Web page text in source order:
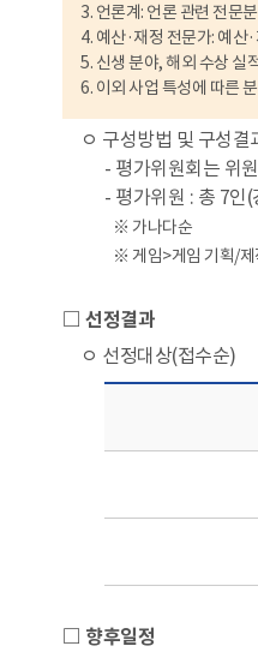
3. 언론계: 언론 관련 전문
4. 예산·재정 전문가: 예산
5. 신생 분야, 해외 수상 실
6. 이외 사업 특성에 따른
ㅇ 구성방법 및 구성결
- 평가위원회는 위
- 평가위원 : 총 7인
※ 가나다순
※ 게임>게임 기획/제
□ 선정결과
ㅇ 선정대상(접수순)
□ 향후일정